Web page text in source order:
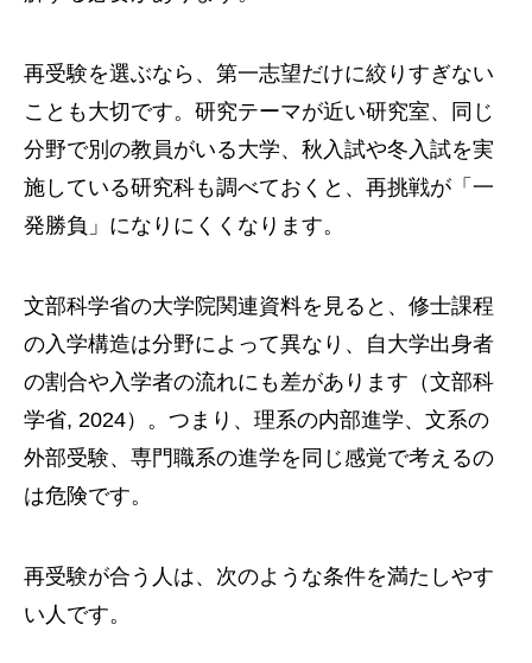
再受験を選ぶなら、第一志望だけに絞りすぎない
ことも大切です。研究テーマが近い研究室、同じ
分野で別の教員がいる大学、秋入試や冬入試を実
施している研究科も調べておくと、再挑戦が「一
発勝負」になりにくくなります。
文部科学省の大学院関連資料を見ると、修士課程
の入学構造は分野によって異なり、自大学出身者
の割合や入学者の流れにも差があります（文部科
学省, 2024）。つまり、理系の内部進学、文系の
外部受験、専門職系の進学を同じ感覚で考えるの
は危険です。
再受験が合う人は、次のような条件を満たしやす
い人です。